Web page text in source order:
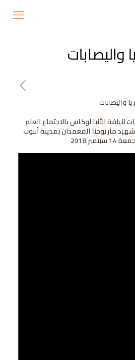
واليصابات
واليصابات
لنيافة الأنبا لوكاس بالاجتماع العام
ماريوحنا المعمدان بمدينة أبنوب
2018